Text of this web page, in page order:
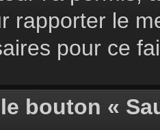
rapporter le
pour ce
bouton «